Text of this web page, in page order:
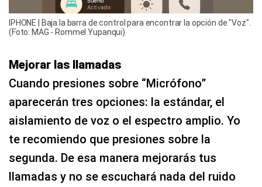
IPHONE | Baja la barra de control para encontrar la opción de "Voz".
(Foto: MAG - Rommel Yupanqui)
Mejorar las llamadas
Cuando presiones sobre “Micrófono”
aparecerán tres opciones: la estándar, el
aislamiento de voz o el espectro amplio. Yo
te recomiendo que presiones sobre la
segunda. De esa manera mejorarás tus
llamadas y no se escuchará nada del ruido